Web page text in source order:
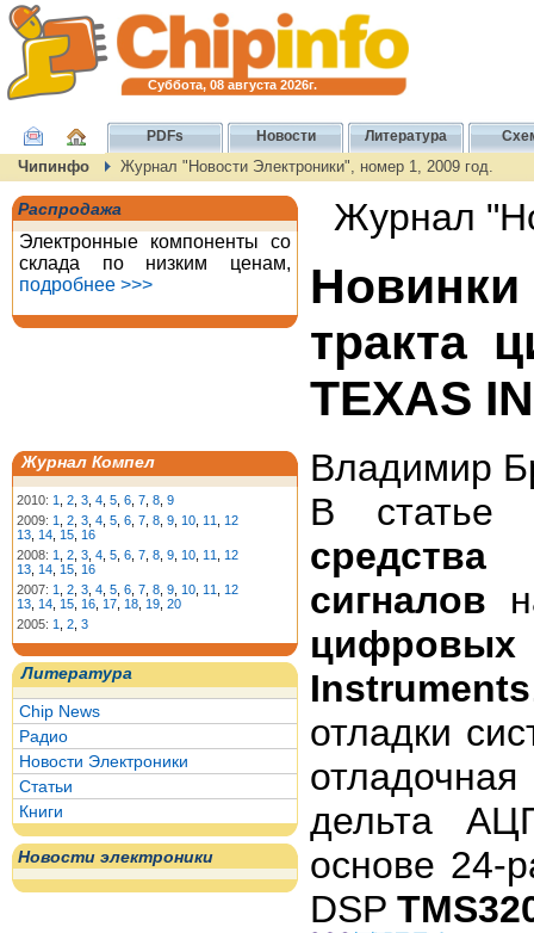
Суббота, 08 августа 2026г.
PDFs Новости Литература
Чипинфо Журнал "Новости Электроники", номер 1, 2009 год.
Распродажа
Электронные компоненты со
склада по низким ценам,
подробнее >>>
Журнал Компел
2010: 1 2 3 4 5 6 7 8 9
2009: 1 2 3 4 5 6 7 8 9 10 11
12
13 14 15 16
2008: 1 2 3 4 5 6 7 8 9 10 11
12
13 14 15 16
2007: 1 2 3 4 5 6 7 8 9 10 11
12
13 14 15 16 17 18 19 20
2005: 1 2 3
Литература
Chip News
Радио
Новости Электроники
Статьи
Книги
Новости электроники
Журнал
тракта
TEXAS
Владимир
В статье
средства
сигналов
Instruments
отладки
дельта
основе 24-
DSP